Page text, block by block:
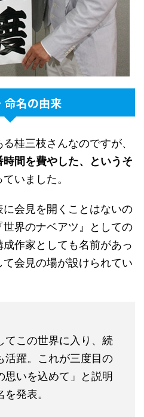
命名の由来
桂三枝さんなのですが、
時間を費やした、というそ
いました。
会見を開くことはないの
界のナベアツ』としての
作家としても名前があっ
会見の場が設けられてい
てこの世界に入り、続
活躍。これが三度目の
思いを込めて」と説明
発表。